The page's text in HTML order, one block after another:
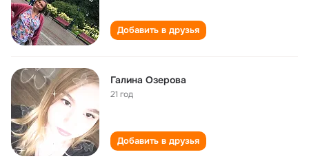
Добавить в друзья
Галина Озерова
21 год
Добавить в друзья